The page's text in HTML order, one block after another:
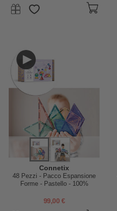
Connetix
48 Pezzi - Pacco Espansione
Forme - Pastello - 100%
Apprendimento STEM!
99,00 €